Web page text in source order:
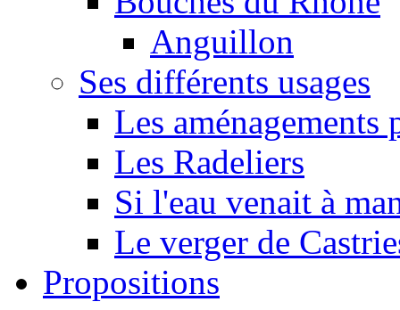
Anguillon
Ses différents usages
Les
Les Radeliers
Si l'eau venait à
Le verger de
Propositions